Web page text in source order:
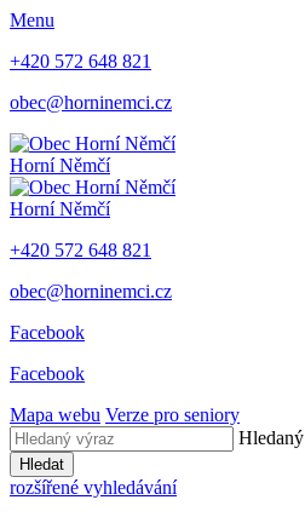
Menu
+420 572 648 821
obec@horninemci.cz
Horní Němčí
Horní Němčí
+420 572 648 821
obec@horninemci.cz
Facebook
Facebook
Mapa webu Verze pro seniory
Hledat
rozšířené vyhledávání